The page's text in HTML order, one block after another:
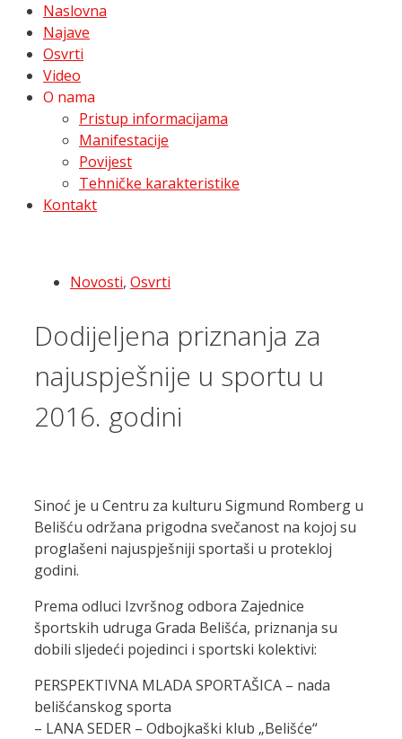
Naslovna
Najave
Osvrti
Video
O nama
Pristup informacijama
Manifestacije
Povijest
Tehničke karakteristike
Kontakt
Novosti, Osvrti
Dodijeljena priznanja za
najuspješnije u sportu u
2016. godini
Sinoć je u Centru za kulturu Sigmund Romberg u
Belišću održana prigodna svečanost na kojoj su
proglašeni najuspješniji sportaši u protekloj
godini.
Prema odluci Izvršnog odbora Zajednice
športskih udruga Grada Belišća, priznanja su
dobili sljedeći pojedinci i sportski kolektivi:
PERSPEKTIVNA MLADA SPORTAŠICA – nada
belišćanskog sporta
– LANA SEDER – Odbojkaški klub „Belišće“